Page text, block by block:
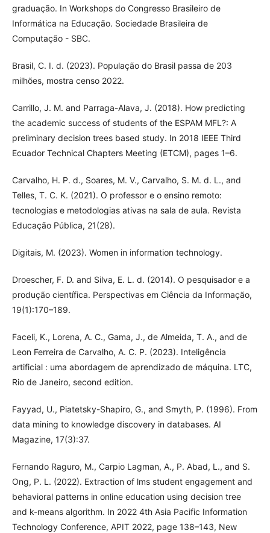
graduação. In Workshops do Congresso Brasileiro de
Informática na Educação. Sociedade Brasileira de
Computação - SBC.
Brasil, C. I. d. (2023). População do Brasil passa de 203
milhões, mostra censo 2022.
Carrillo, J. M. and Parraga-Alava, J. (2018). How predicting
the academic success of students of the ESPAM MFL?: A
preliminary decision trees based study. In 2018 IEEE Third
Ecuador Technical Chapters Meeting (ETCM), pages 1–6.
Carvalho, H. P. d., Soares, M. V., Carvalho, S. M. d. L., and
Telles, T. C. K. (2021). O professor e o ensino remoto:
tecnologias e metodologias ativas na sala de aula. Revista
Educação Pública, 21(28).
Digitais, M. (2023). Women in information technology.
Droescher, F. D. and Silva, E. L. d. (2014). O pesquisador e a
produção científica. Perspectivas em Ciência da Informação,
19(1):170–189.
Faceli, K., Lorena, A. C., Gama, J., de Almeida, T. A., and de
Leon Ferreira de Carvalho, A. C. P. (2023). Inteligência
artificial : uma abordagem de aprendizado de máquina. LTC,
Rio de Janeiro, second edition.
Fayyad, U., Piatetsky-Shapiro, G., and Smyth, P. (1996). From
data mining to knowledge discovery in databases. AI
Magazine, 17(3):37.
Fernando Raguro, M., Carpio Lagman, A., P. Abad, L., and S.
Ong, P. L. (2022). Extraction of lms student engagement and
behavioral patterns in online education using decision tree
and k-means algorithm. In 2022 4th Asia Pacific Information
Technology Conference, APIT 2022, page 138–143, New